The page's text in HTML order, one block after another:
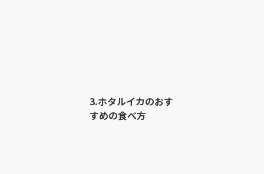
3.ホタルイカのおす
すめの食べ方